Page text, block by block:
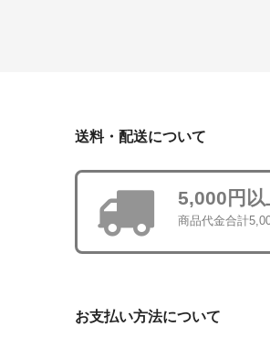
送料・配送について
5,000円
商品代金合計
お支払い方法について